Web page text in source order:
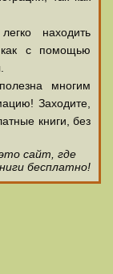
находить
как с помощью
многим
Заходите,
книги, без
сайт, где
бесплатно!